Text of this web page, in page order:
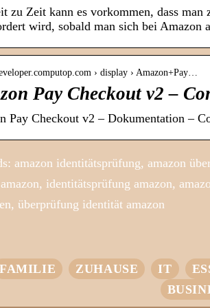
zu Zeit kann es vorkommen, dass man
wird, sobald man sich bei
› display › Amazon+Pay…
Pay Checkout v2 –
Pay Checkout v2 – Dokumentation –
amazon identitätsprüfung, amazon
identitätsprüfung amazon,
überprüfung identität amazon
FAMILIE ZUHAUSE IT
Entdecken